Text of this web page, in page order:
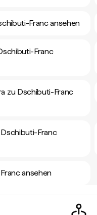
Franc ansehen
Franc
zu Dschibuti-Franc
Franc
ansehen